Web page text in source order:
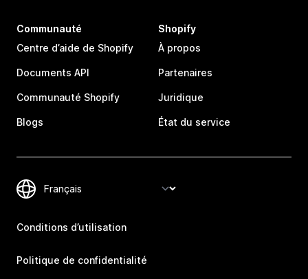
Communauté
Centre d’aide de Shopify
Documents API
Communauté Shopify
Blogs
Shopify
À propos
Partenaires
Juridique
État du service
Conditions d’utilisation
Politique de confidentialité